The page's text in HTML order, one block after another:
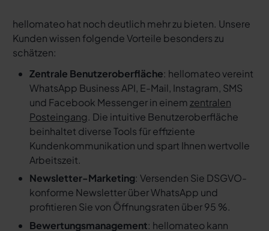
hellomateo hat noch deutlich mehr zu bieten. Unsere
Kunden wissen folgende Vorteile besonders zu
schätzen:
Zentrale Benutzeroberfläche: hellomateo vereint
WhatsApp Business API, E-Mail, Instagram, SMS
und Facebook Messenger in einem zentralen
Posteingang. Die intuitive Benutzeroberfläche
beinhaltet diverse Tools für effiziente
Kundenkommunikation und spart Ihnen wertvolle
Arbeitszeit.
Newsletter-Marketing: Versenden Sie DSGVO-
konforme Newsletter über WhatsApp und
profitieren Sie von Öffnungsraten über 95 %.
Bewertungsmanagement: hellomateo kann